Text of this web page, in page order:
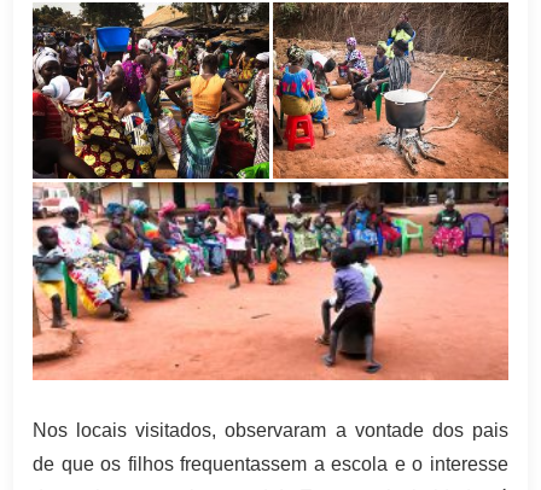
Nos locais visitados, observaram a vontade dos pais
de que os filhos frequentassem a escola e o interesse